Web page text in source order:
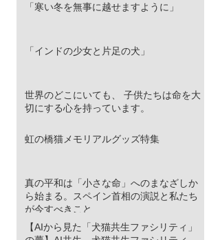
「寒い冬を無事に越せますように」
「インドの少女と片足の犬」
世界のどこにいても、 子供たちは命を大
切にする心を持っています。
虹の橋猫メモリアルグッズ特集
真の平和は「小さな命」へのまなざしか
ら始まる。スペイン首相の演説と私たち
が今すべきこと
【AIから見た「犬猫共生ファシリティ」